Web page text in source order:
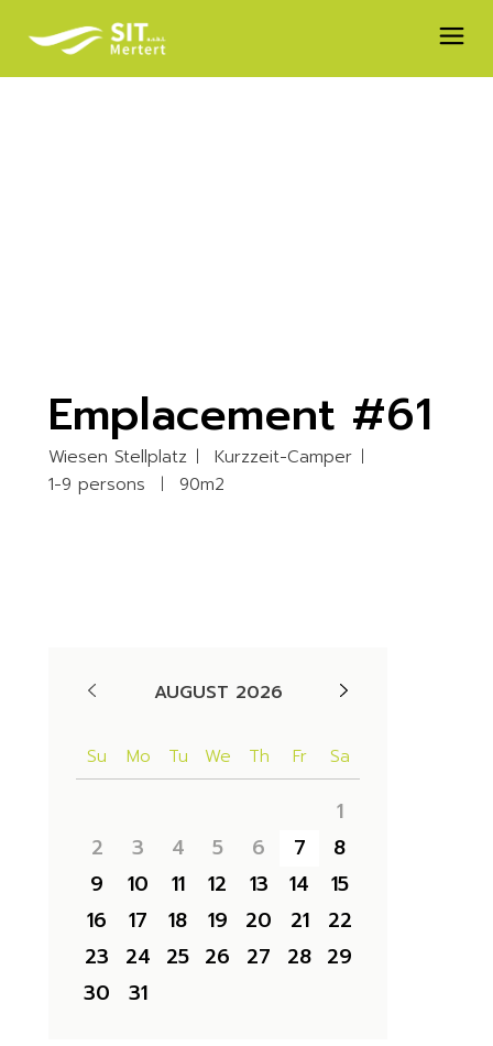
content
Emplacement #61
Wiesen Stellplatz
Kurzzeit-Camper
1-9 persons
90m2
AUGUST 2026
Su Mo Tu We Th Fr Sa
1
2
3 4 5 6 7
8
9
10 11 12 13 14
15
16
17 18 19 20 21
22
23
24 25 26 27 28 29
30
31